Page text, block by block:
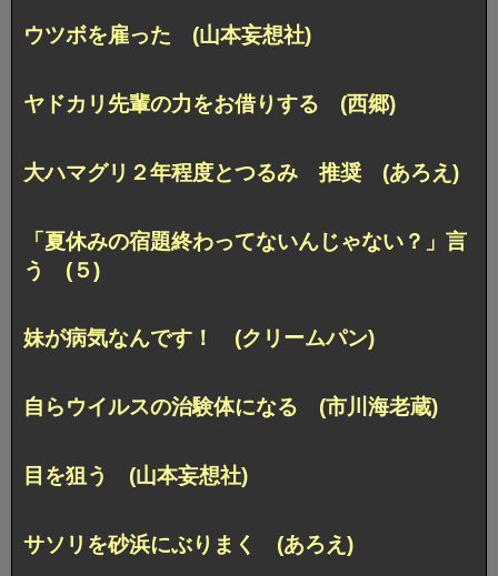
ウツボを雇った (山本妄想社)
ヤドカリ先輩の力をお借りする (西郷)
大ハマグリ２年程度とつるみ 推奨 (あろえ)
「夏休みの宿題終わってないんじゃない？」言
う (５)
妹が病気なんです！ (クリームパン)
自らウイルスの治験体になる (市川海老蔵)
目を狙う (山本妄想社)
サソリを砂浜にぶりまく (あろえ)